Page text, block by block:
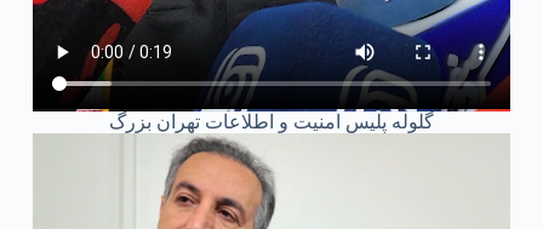
گلوله پلیس امنیت و اطلاعات تهران بزرگ